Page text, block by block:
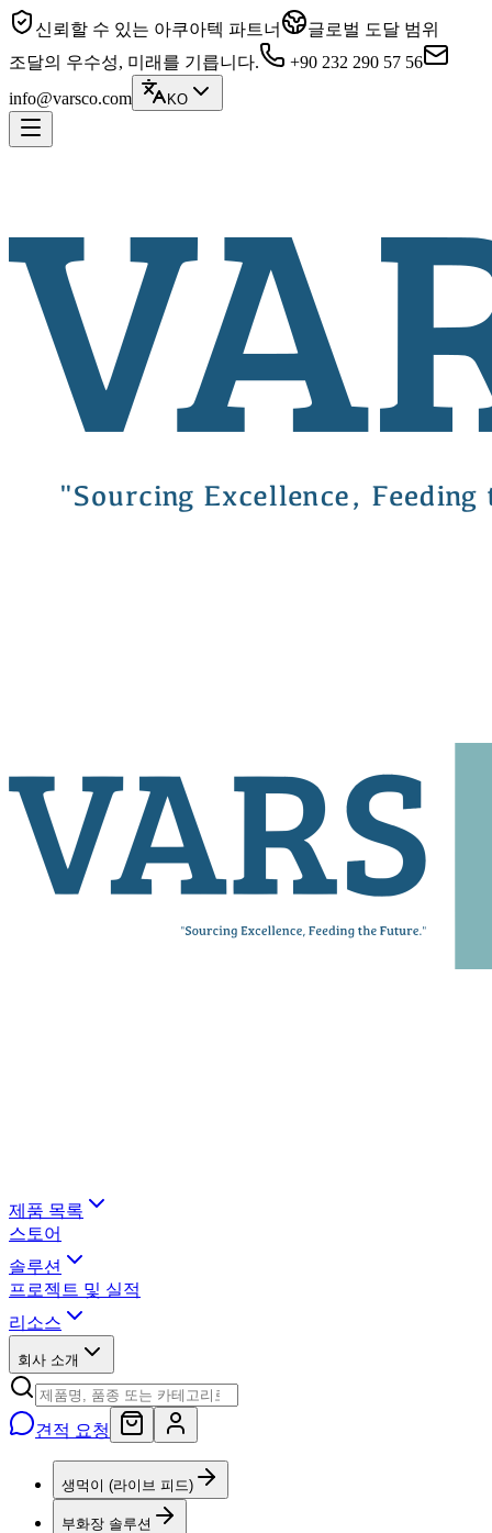
신뢰할 수 있는 아쿠아텍 파트너
글로벌 도달 범위
조달의 우수성, 미래를 기릅니다.
+90 232 290 57 56
info@varsco.com
KO
제품 목록
스토어
솔루션
프로젝트 및 실적
리소스
회사 소개
견적 요청
생먹이 (라이브 피드)
부화장 솔루션